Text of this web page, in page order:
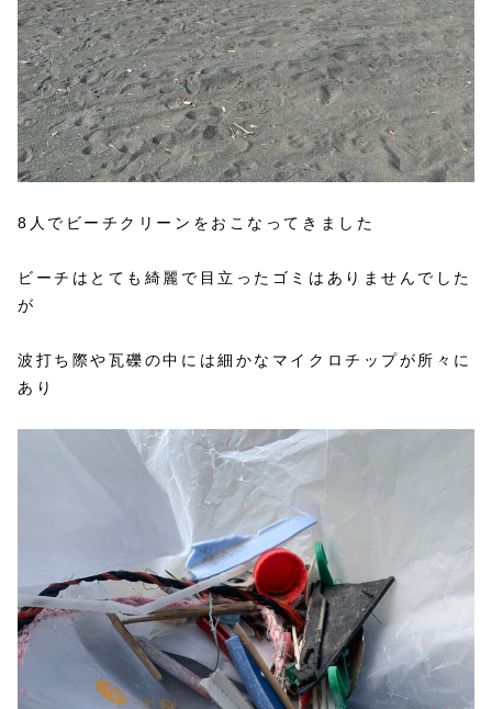
8人でビーチクリーンをおこなってきました
ビーチはとても綺麗で目立ったゴミはありませんでした
が
波打ち際や瓦礫の中には細かなマイクロチップが所々に
あり